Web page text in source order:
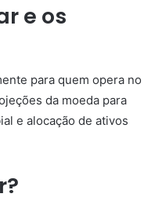
e os
para quem opera no
da moeda para
e alocação de ativos